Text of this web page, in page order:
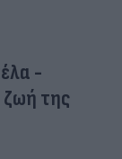
-
ζωή της